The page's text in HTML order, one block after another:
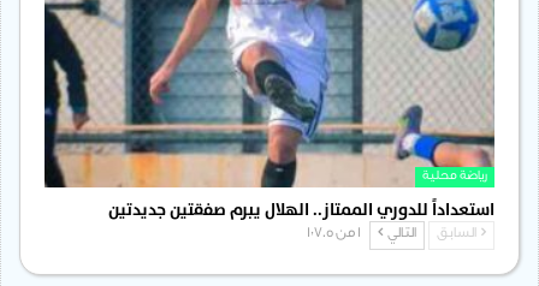
رياضة محلية
استعداداً للدوري الممتاز.. الهلال يبرم صفقتين جديدتين
السابق التالي